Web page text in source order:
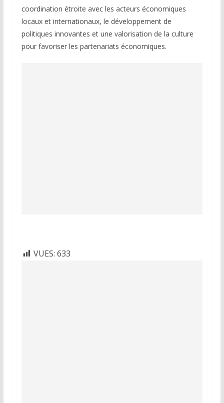
coordination étroite avec les acteurs économiques
locaux et internationaux, le développement de
politiques innovantes et une valorisation de la culture
pour favoriser les partenariats économiques.
VUES: 633